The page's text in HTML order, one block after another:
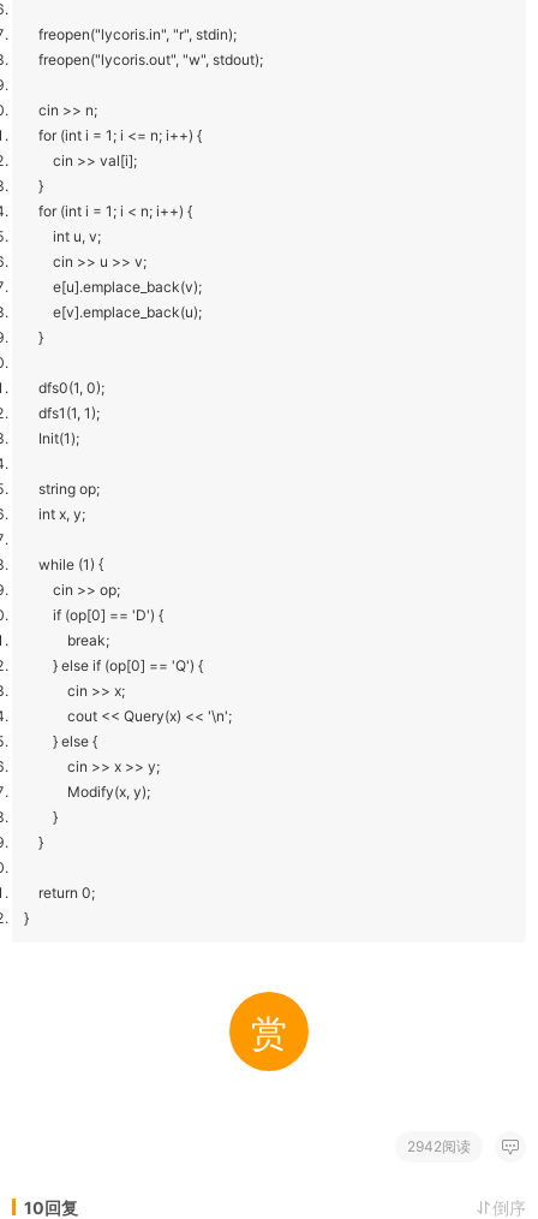
freopen("lycoris.in", "r", stdin);
freopen("lycoris.out", "w", stdout);
cin >> n;
for (int i = 1; i <= n; i++) {
cin >> val[i];
}
for (int i = 1; i < n; i++) {
int u, v;
cin >> u >> v;
e[u].emplace_back(v);
e[v].emplace_back(u);
}
dfs0(1, 0);
dfs1(1, 1);
Init(1);
string op;
int x, y;
while (1) {
cin >> op;
if (op[0] == 'D') {
break;
} else if (op[0] == 'Q') {
cin >> x;
cout << Query(x) << '\n';
} else {
cin >> x >> y;
Modify(x, y);
}
}
return 0;
}
赏
2942阅读
10回复 倒序